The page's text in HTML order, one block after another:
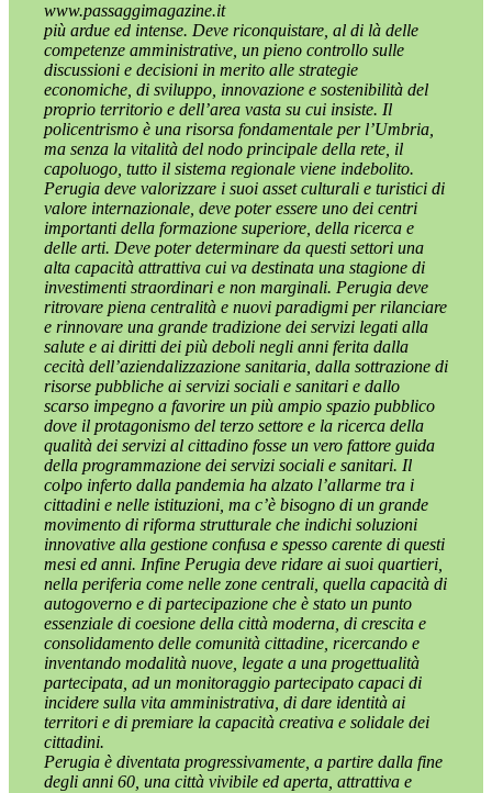
www.passaggimagazine.it
più ardue ed intense. Deve riconquistare, al di là delle
competenze amministrative, un pieno controllo sulle
discussioni e decisioni in merito alle strategie
economiche, di sviluppo, innovazione e sostenibilità del
proprio territorio e dell’area vasta su cui insiste. Il
policentrismo è una risorsa fondamentale per l’Umbria,
ma senza la vitalità del nodo principale della rete, il
capoluogo, tutto il sistema regionale viene indebolito.
Perugia deve valorizzare i suoi asset culturali e turistici di
valore internazionale, deve poter essere uno dei centri
importanti della formazione superiore, della ricerca e
delle arti. Deve poter determinare da questi settori una
alta capacità attrattiva cui va destinata una stagione di
investimenti straordinari e non marginali. Perugia deve
ritrovare piena centralità e nuovi paradigmi per rilanciare
e rinnovare una grande tradizione dei servizi legati alla
salute e ai diritti dei più deboli negli anni ferita dalla
cecità dell’aziendalizzazione sanitaria, dalla sottrazione di
risorse pubbliche ai servizi sociali e sanitari e dallo
scarso impegno a favorire un più ampio spazio pubblico
dove il protagonismo del terzo settore e la ricerca della
qualità dei servizi al cittadino fosse un vero fattore guida
della programmazione dei servizi sociali e sanitari. Il
colpo inferto dalla pandemia ha alzato l’allarme tra i
cittadini e nelle istituzioni, ma c’è bisogno di un grande
movimento di riforma strutturale che indichi soluzioni
innovative alla gestione confusa e spesso carente di questi
mesi ed anni. Infine Perugia deve ridare ai suoi quartieri,
nella periferia come nelle zone centrali, quella capacità di
autogoverno e di partecipazione che è stato un punto
essenziale di coesione della città moderna, di crescita e
consolidamento delle comunità cittadine, ricercando e
inventando modalità nuove, legate a una progettualità
partecipata, ad un monitoraggio partecipato capaci di
incidere sulla vita amministrativa, di dare identità ai
territori e di premiare la capacità creativa e solidale dei
cittadini.
Perugia è diventata progressivamente, a partire dalla fine
degli anni 60, una città vivibile ed aperta, attrattiva e